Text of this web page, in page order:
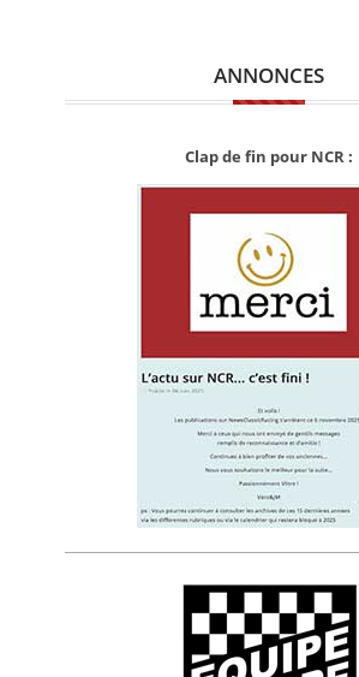
ANNONCES
Clap de fin pour NCR :